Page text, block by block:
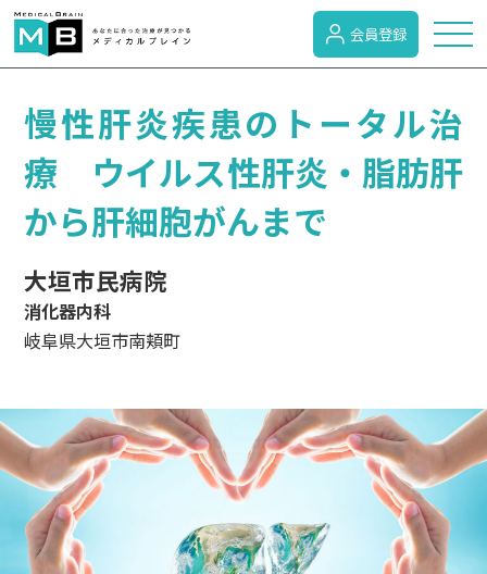
トピックス
症状検索
病名検索
病気のカテゴリー
がん
検診・検査
会員登録
慢性肝炎疾患のトータル治
療 ウイルス性肝炎・脂肪肝
から肝細胞がんまで
大垣市民病院
消化器内科
岐阜県大垣市南頬町